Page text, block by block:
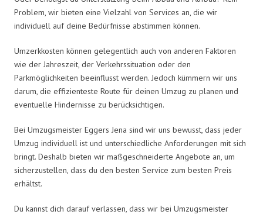
Problem, wir bieten eine Vielzahl von Services an, die wir
individuell auf deine Bedürfnisse abstimmen können.
Umzerkkosten können gelegentlich auch von anderen Faktoren
wie der Jahreszeit, der Verkehrssituation oder den
Parkmöglichkeiten beeinflusst werden. Jedoch kümmern wir uns
darum, die effizienteste Route für deinen Umzug zu planen und
eventuelle Hindernisse zu berücksichtigen.
Bei Umzugsmeister Eggers Jena sind wir uns bewusst, dass jeder
Umzug individuell ist und unterschiedliche Anforderungen mit sich
bringt. Deshalb bieten wir maßgeschneiderte Angebote an, um
sicherzustellen, dass du den besten Service zum besten Preis
erhältst.
Du kannst dich darauf verlassen, dass wir bei Umzugsmeister